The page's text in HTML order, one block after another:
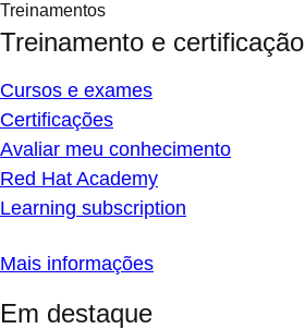
Treinamentos
Treinamento e certificação
Cursos e exames
Certificações
Avaliar meu conhecimento
Red Hat Academy
Learning subscription
Mais informações
Em destaque